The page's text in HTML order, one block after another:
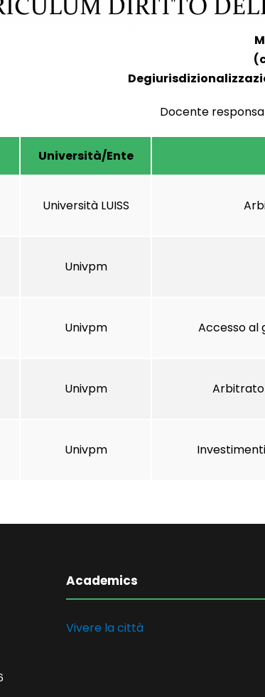
Docente
Università/Ente
Università LUISS
Univpm
Univpm Accesso al
Univpm
Univpm
Academics
Vivere la città